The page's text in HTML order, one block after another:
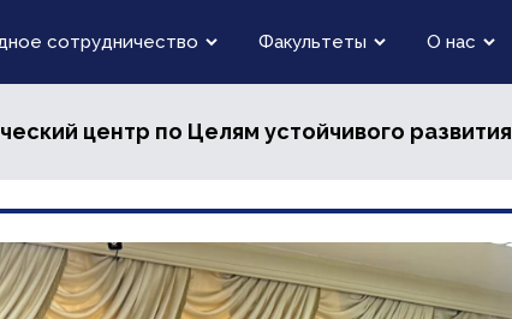
сотрудничество Факультеты О нас
центр по Целям устойчивого развития